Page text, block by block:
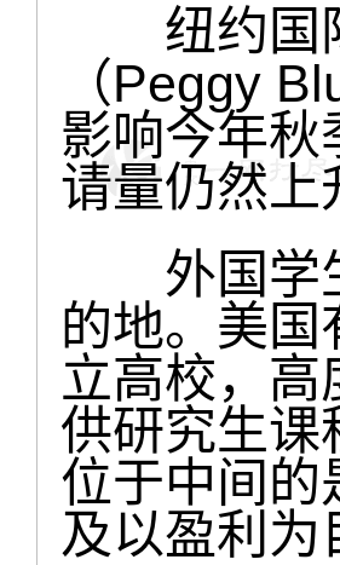
纽约国际
（Peggy
影响今年秋
请量仍然上
外国学生
的地。美
立高校，高
供研究生课
位于中间的
及以盈利为